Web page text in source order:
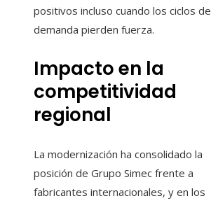
positivos incluso cuando los ciclos de
demanda pierden fuerza.
Impacto en la
competitividad
regional
La modernización ha consolidado la
posición de Grupo Simec frente a
fabricantes internacionales, y en los